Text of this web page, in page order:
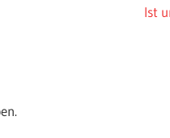
Ist